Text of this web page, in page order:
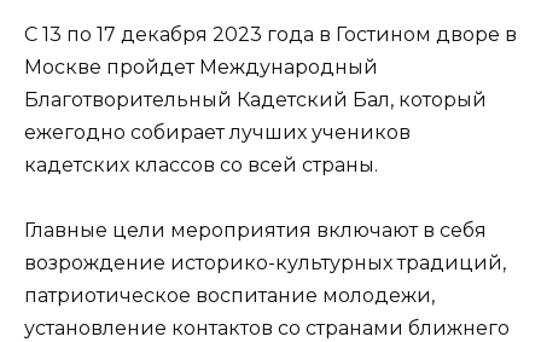
С 13 по 17 декабря 2023 года в Гостином дворе в
Москве пройдет Международный
Благотворительный Кадетский Бал, который
ежегодно собирает лучших учеников
кадетских классов со всей страны.
Главные цели мероприятия включают в себя
возрождение историко-культурных традиций,
патриотическое воспитание молодежи,
установление контактов со странами ближнего